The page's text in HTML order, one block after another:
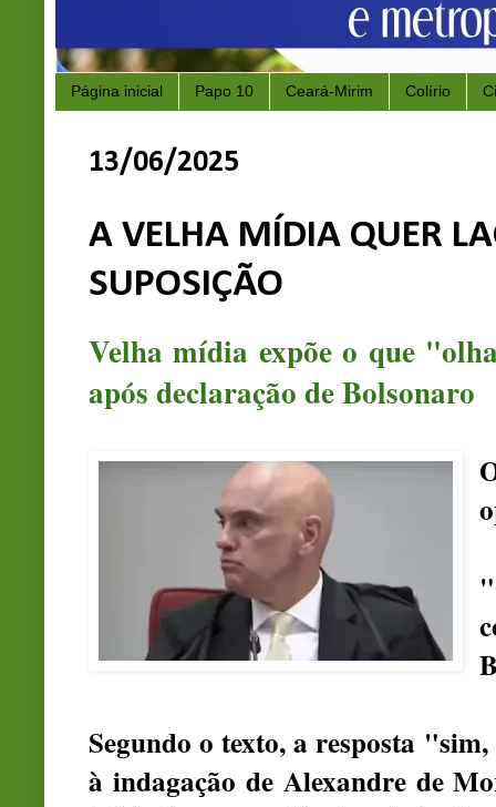
Página inicial Papo 10 Ceará-Mirim Colírio
13/06/2025
A VELHA MÍDIA QUER
SUPOSIÇÃO
Velha mídia expõe o que
após declaração de Bolsonaro
Segundo o texto, a resposta
à indagação de Alexandre de